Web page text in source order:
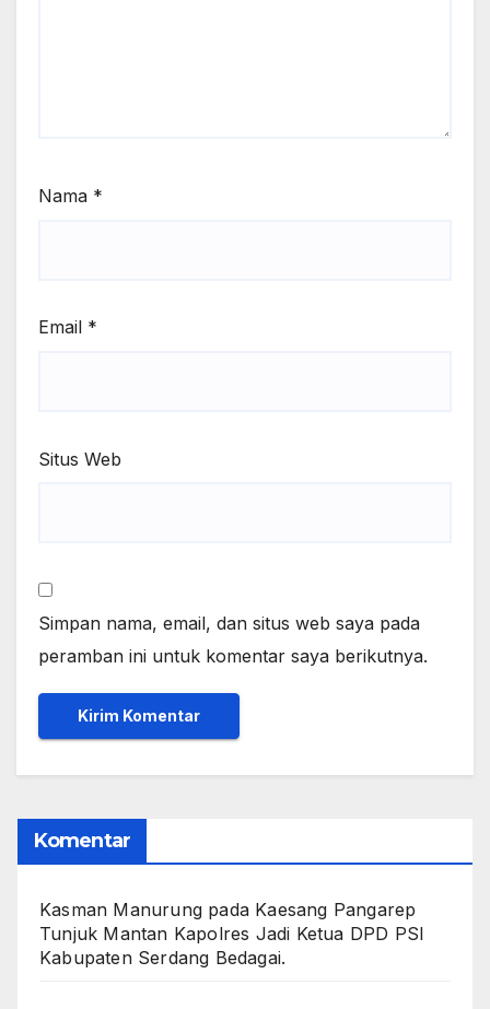
Nama *
Email *
Situs Web
Simpan nama, email, dan situs web saya pada
peramban ini untuk komentar saya berikutnya.
Komentar
Kasman Manurung pada Kaesang Pangarep
Tunjuk Mantan Kapolres Jadi Ketua DPD PSI
Kabupaten Serdang Bedagai. ‎ ‎